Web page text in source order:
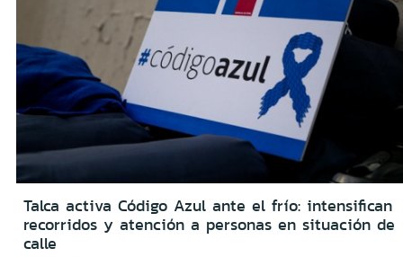
Talca activa Código Azul ante el frío: intensifican
recorridos y atención a personas en situación de
calle